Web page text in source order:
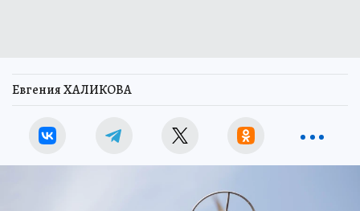
Евгения ХАЛИКОВА